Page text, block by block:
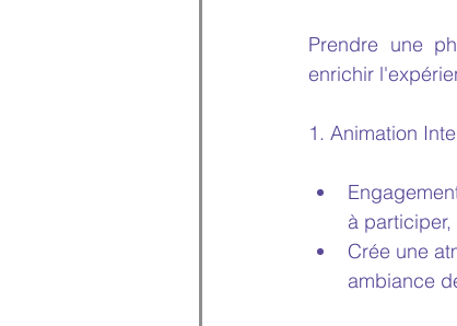
Prendre une
enrichir
1. Animation
à
Crée une
ambiance